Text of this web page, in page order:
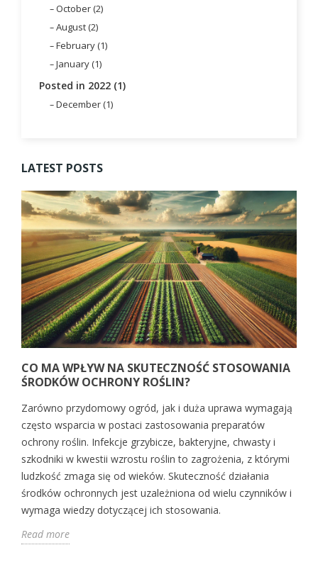
October (2)
August (2)
February (1)
January (1)
Posted in 2022 (1)
December (1)
LATEST POSTS
CO MA WPŁYW NA SKUTECZNOŚĆ STOSOWANIA
ŚRODKÓW OCHRONY ROŚLIN?
Zarówno przydomowy ogród, jak i duża uprawa wymagają
często wsparcia w postaci zastosowania preparatów
ochrony roślin. Infekcje grzybicze, bakteryjne, chwasty i
szkodniki w kwestii wzrostu roślin to zagrożenia, z którymi
ludzkość zmaga się od wieków. Skuteczność działania
środków ochronnych jest uzależniona od wielu czynników i
wymaga wiedzy dotyczącej ich stosowania.
Read more